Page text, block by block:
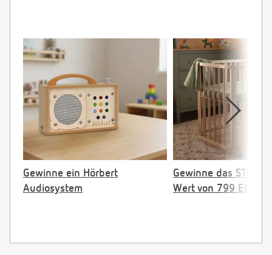
Gewinne ein Hörbert
Audiosystem
Gewinne das
Wert von 799 EUR